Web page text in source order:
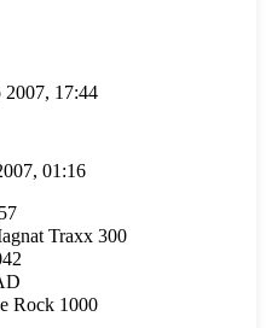
17:44
01:16
Traxx 300
Rock 1000